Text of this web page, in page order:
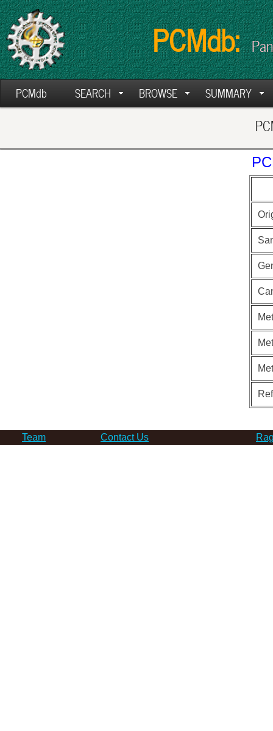
PCMdb:
PCMdb SEARCH BROWSE SUMMARY
Team Contact Us